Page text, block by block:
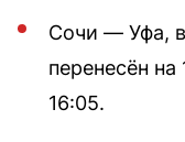
Сочи — Уфа,
перенесён
16:05.